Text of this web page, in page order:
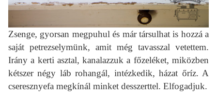
Zsenge, gyorsan megpuhul és már társulhat is hozzá a
saját petrezselymünk, amit még tavasszal vetettem.
Irány a kerti asztal, kanalazzuk a főzeléket, miközben
kétszer négy láb rohangál, intézkedik, házat őríz. A
cseresznyefa megkínál minket desszerttel. Elfogadjuk.